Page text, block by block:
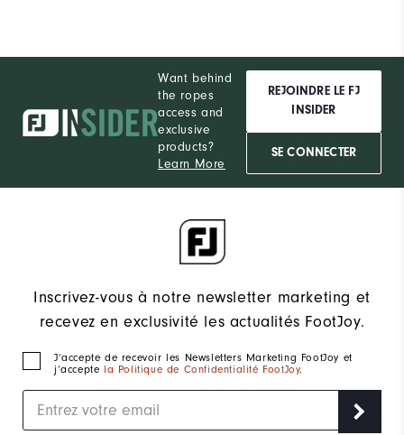
Want behind
the ropes
access and
exclusive
products?
Learn More
REJOINDRE LE FJ
INSIDER
SE CONNECTER
Inscrivez-vous à notre newsletter marketing et
recevez en exclusivité les actualités FootJoy.
J‘accepte de recevoir les Newsletters Marketing FootJoy et
j’accepte
la Politique de Confidentialité FootJoy.